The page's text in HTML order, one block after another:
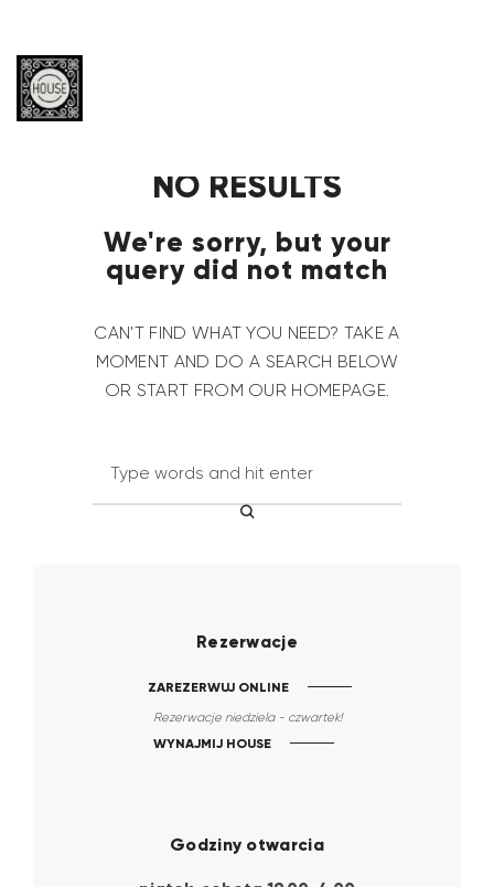
NO RESULTS
We're sorry, but your
query did not match
CAN'T FIND WHAT YOU NEED? TAKE A
MOMENT AND DO A SEARCH BELOW
OR START FROM OUR HOMEPAGE
Rezerwacje
ZAREZERWUJ ONLINE
Rezerwacje niedziela - czwartek!
WYNAJMIJ HOUSE
Godziny otwarcia